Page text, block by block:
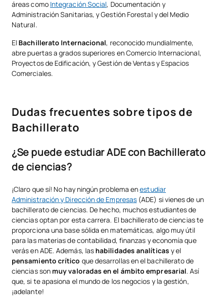
áreas como Integración Social, Documentación y
Administración Sanitarias, y Gestión Forestal y del Medio
Natural.
El Bachillerato Internacional, reconocido mundialmente,
abre puertas a grados superiores en Comercio Internacional,
Proyectos de Edificación, y Gestión de Ventas y Espacios
Comerciales.
Dudas frecuentes sobre tipos de
Bachillerato
¿Se puede estudiar ADE con Bachillerato
de ciencias?
¡Claro que sí! No hay ningún problema enestudiar
Administración y Dirección de Empresas (ADE) si vienes de un
bachillerato de ciencias. De hecho, muchos estudiantes de
ciencias optan por esta carrera. El bachillerato de ciencias te
proporciona una base sólida en matemáticas, algo muy útil
para las materias de contabilidad, finanzas y economía que
verás en ADE. Además, las habilidades analíticas y el
pensamiento crítico que desarrollas en el bachillerato de
ciencias son muy valoradas en el ámbito empresarial. Así
que, si te apasiona el mundo de los negocios y la gestión,
¡adelante!